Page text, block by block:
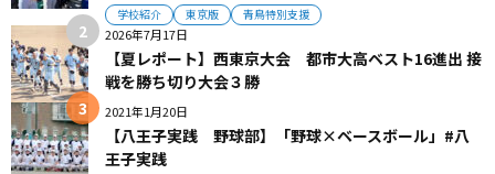
学校紹介 東京版 青鳥特別支援
2026年7月17日
【夏レポート】西東京大会 都市大高ベスト16進出 接
戦を勝ち切り大会３勝
2021年1月20日
【八王子実践 野球部】「野球×ベースボール」#八
王子実践